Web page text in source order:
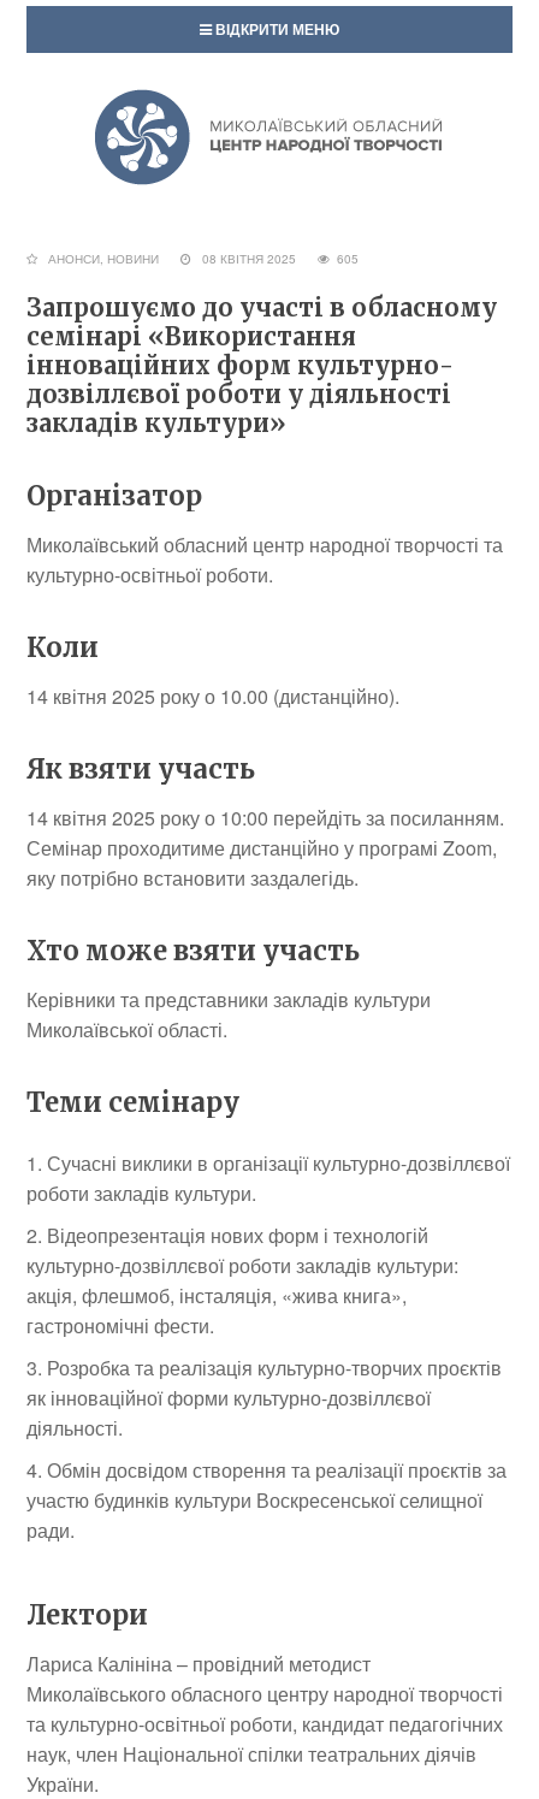
ВІДКРИТИ МЕНЮ
АНОНСИ, НОВИНИ 08 КВІТНЯ 2025 605
Запрошуємо до участі в обласному
семінарі «Використання
інноваційних форм культурно-
дозвіллєвої роботи у діяльності
закладів культури»
Організатор
Миколаївський обласний центр народної творчості та
культурно-освітньої роботи.
Коли
14 квітня 2025 року о 10.00 (дистанційно).
Як взяти участь
14 квітня 2025 року о 10:00 перейдіть за посиланням.
Семінар проходитиме дистанційно у програмі Zoom,
яку потрібно встановити заздалегідь.
Хто може взяти участь
Керівники та представники закладів культури
Миколаївської області.
Теми семінару
Сучасні виклики в організації культурно-дозвіллєвої
роботи закладів культури.
Відеопрезентація нових форм і технологій
культурно-дозвіллєвої роботи закладів культури:
акція, флешмоб, інсталяція, «жива книга»,
гастрономічні фести.
Розробка та реалізація культурно-творчих проєктів
як інноваційної форми культурно-дозвіллєвої
діяльності.
Обмін досвідом створення та реалізації проєктів за
участю будинків культури Воскресенської селищної
ради.
Лектори
Лариса Калініна – провідний методист
Миколаївського обласного центру народної творчості
та культурно-освітньої роботи, кандидат педагогічних
наук, член Національної спілки театральних діячів
України.